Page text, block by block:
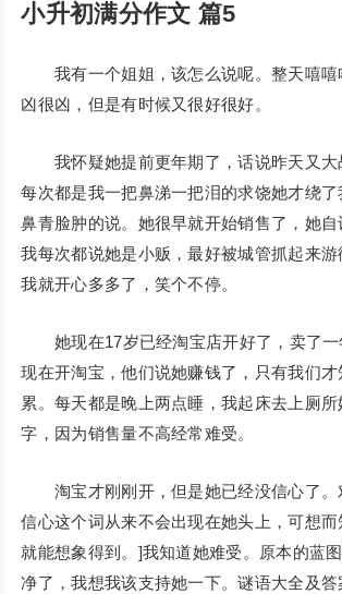
小升初满分作文 篇5
我有一个姐姐，该怎么说呢。整天嘻嘻
凶很凶，但是有时候又很好很好。
我怀疑她提前更年期了，话说昨天又大
每次都是我一把鼻涕一把泪的求饶她才绕
鼻青脸肿的说。她很早就开始销售了，她自
我每次都说她是小贩，最好被城管抓起来
我就开心多多了，笑个不停。
她现在17岁已经淘宝店开好了，卖了一
现在开淘宝，他们说她赚钱了，只有我们
累。每天都是晚上两点睡，我起床去上厕
字，因为销售量不高经常难受。
淘宝才刚刚开，但是她已经没信心了。
信心这个词从来不会出现在她头上，可想而
就能想象得到。]我知道她难受。原本的蓝
净了，我想我该支持她一下。谜语大全及答